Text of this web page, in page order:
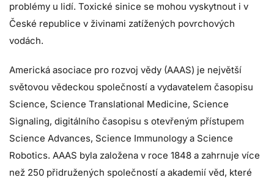
problémy u lidí. Toxické sinice se mohou vyskytnout i v
České republice v živinami zatížených povrchových
vodách.
Americká asociace pro rozvoj vědy (AAAS) je největší
světovou vědeckou společností a vydavatelem časopisu
Science, Science Translational Medicine, Science
Signaling, digitálního časopisu s otevřeným přístupem
Science Advances, Science Immunology a Science
Robotics. AAAS byla založena v roce 1848 a zahrnuje více
než 250 přidružených společností a akademií věd, které